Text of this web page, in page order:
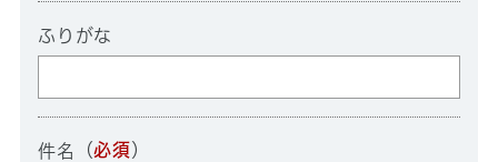
ふりがな
件名 （必須 ）